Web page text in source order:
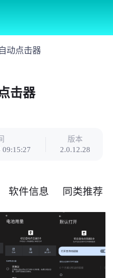
动点击器
击器
09:15:27
版本
2.0.12.28
软件信息 同类推荐